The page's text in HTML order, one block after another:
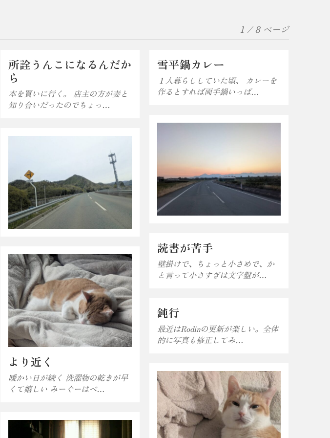
1 / 8 ページ
所詮うんこになるんだか
ら
本を買いに行く。 店主の方が妻と
知り合いだったのでちょっ…
雪平鍋カレー
１人暮らししていた頃、 カレーを
作るとすれば両手鍋いっぱ…
読書が苦手
壁掛けで、ちょっと小さめで、か
と言って小さすぎは文字盤が…
より近く
暖かい日が続く 洗濯物の乾きが早
くて嬉しい みーぐーはベ…
鈍行
最近はRodinの更新が楽しい。全体
的に写真も修正してみ…